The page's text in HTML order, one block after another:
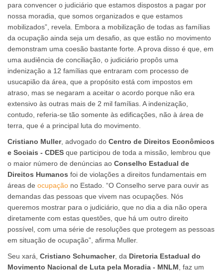
para convencer o judiciário que estamos dispostos a pagar por
nossa moradia, que somos organizados e que estamos
mobilizados”, revela. Embora a mobilização de todas as famílias
da ocupação ainda seja um desafio, as que estão no movimento
demonstram uma coesão bastante forte. A prova disso é que, em
uma audiência de conciliação, o judiciário propôs uma
indenização a 12 famílias que entraram com processo de
usucapião da área, que a propósito está com impostos em
atraso, mas se negaram a aceitar o acordo porque não era
extensivo às outras mais de 2 mil famílias. A indenização,
contudo, referia-se tão somente às edificações, não à área de
terra, que é a principal luta do movimento.
Cristiano Muller, advogado do Centro de Direitos Econômicos
e Sociais - CDES que participou de toda a missão, lembrou que
o maior número de denúncias ao Conselho Estadual de
Direitos Humanos foi de violações a direitos fundamentais em
áreas de ocupação no Estado. “O Conselho serve para ouvir as
demandas das pessoas que vivem nas ocupações. Nós
queremos mostrar para o judiciário, que no dia a dia não opera
diretamente com estas questões, que há um outro direito
possível, com uma série de resoluções que protegem as pessoas
em situação de ocupação”, afirma Muller.
Seu xará, Cristiano Schumacher, da Diretoria Estadual do
Movimento Nacional de Luta pela Moradia - MNLM , faz um